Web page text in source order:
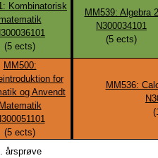
Kombinatorisk
matematik
(5 ects)
MM539: Algebra 2
N300034101
(5 ects)
MM500:
for
og Anvendt
Matematik
(5 ects)
MM536:
(
årsprøve